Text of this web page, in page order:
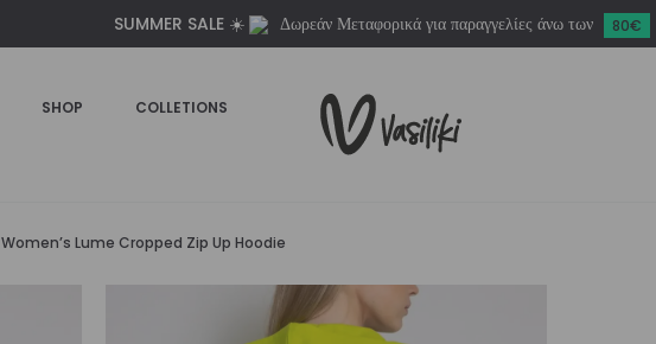
SUMMER SALE ☀️ Δωρεάν Μεταφορικά για παραγγελίες άνω των 80€
SHOP
COLLETIONS
Women’s Lume Cropped Zip Up Hoodie
Hoodie